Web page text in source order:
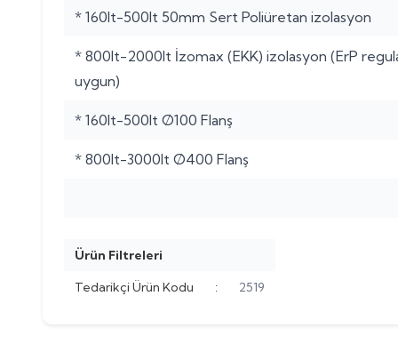
* 160lt-500lt 50mm Sert Poliüretan izolasyon
* 800lt-2000lt İzomax (EKK) izolasyon (ErP
uygun)
* 160lt-500lt Ø100 Flanş
* 800lt-3000lt Ø400 Flanş
Ürün Filtreleri
Tedarikçi Ürün Kodu
: 2519